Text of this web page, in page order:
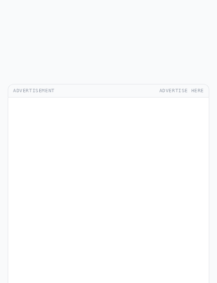
ADVERTISEMENT ADVERTISE HERE